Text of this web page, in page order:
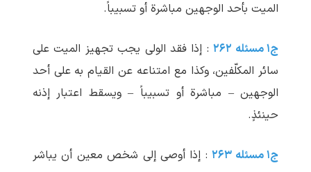
المیت بأحد الوجهین مباشرة أو تسبیباً.
ج۱ مسئله ۲۶۲
: إذا فقد الولی یجب تجهیز المیت علی
سائر المکلّفین، وکذا مع امتناعه عن القیام به علی أحد
الوجهین – مباشرة أو تسبیباً – ویسقط اعتبار إذنه
حینئذٍ.
ج۱ مسئله ۲۶۳
: إذا أوصی إلی شخص معین أن یباشر